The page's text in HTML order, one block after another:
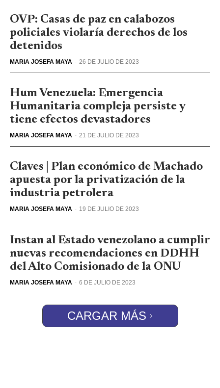
OVP: Casas de paz en calabozos
policiales violaría derechos de los
detenidos
MARIA JOSEFA MAYA - 26 DE JULIO DE 2023
Hum Venezuela: Emergencia
Humanitaria compleja persiste y
tiene efectos devastadores
MARIA JOSEFA MAYA - 21 DE JULIO DE 2023
Claves | Plan económico de Machado
apuesta por la privatización de la
industria petrolera
MARIA JOSEFA MAYA - 19 DE JULIO DE 2023
Instan al Estado venezolano a cumplir
nuevas recomendaciones en DDHH
del Alto Comisionado de la ONU
MARIA JOSEFA MAYA - 6 DE JULIO DE 2023
CARGAR MÁS